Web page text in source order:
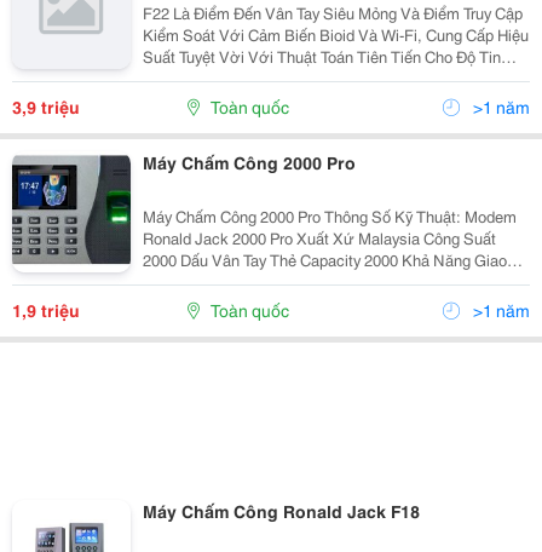
F22 Là Điểm Đến Vân Tay Siêu Mỏng Và Điểm Truy Cập
Kiểm Soát Với Cảm Biến Bioid Và Wi-Fi, Cung Cấp Hiệu
Suất Tuyệt Vời Với Thuật Toán Tiên Tiến Cho Độ Tin
Cậy, Độ Chính Xác Và Tốc Độ Kết Hợp Tuyệt Vời. F22
Cung Cấp Thuật Toán Kết Hợp Dấu Vân Tay Nhan
3,9 triệu Toàn quốc >1 năm
Máy Chấm Công 2000 Pro
Máy Chấm Công 2000 Pro Thông Số Kỹ Thuật: Modem
Ronald Jack 2000 Pro Xuất Xứ Malaysia Công Suất
2000 Dấu Vân Tay Thẻ Capacity 2000 Khả Năng Giao
Dịch 80000 Lần (Trước Khi Đầy Và Reset Lại Máy) Ngôn
Ngữ English,
1,9 triệu Toàn quốc >1 năm
Máy Chấm Công Ronald Jack F18